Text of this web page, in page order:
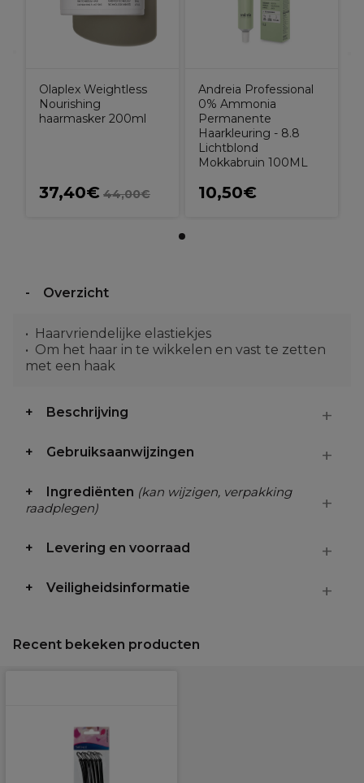
Olaplex Weightless
Nourishing
haarmasker 200ml
37,40€ 44,00€
Andreia Professional
0% Ammonia
Permanente
Haarkleuring - 8.8
Lichtblond
Mokkabruin 100ML
10,50€
Overzicht
Haarvriendelijke elastiekjes
Om het haar in te wikkelen en vast te zetten
met een haak
Beschrijving
Gebruiksaanwijzingen
Ingrediënten (kan wijzigen, verpakking
raadplegen)
Levering en voorraad
Veiligheidsinformatie
Recent bekeken producten